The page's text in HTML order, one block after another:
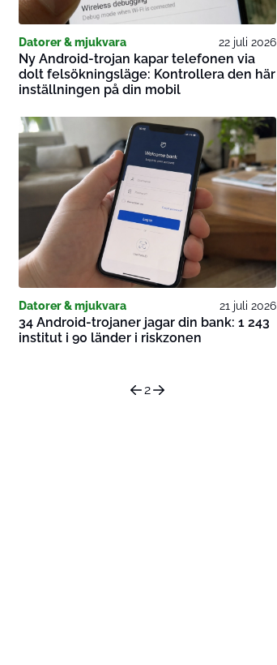
Datorer & mjukvara 22 juli 2026
Ny Android-trojan kapar telefonen via
dolt felsökningsläge: Kontrollera den här
inställningen på din mobil
Datorer & mjukvara 21 juli 2026
34 Android-trojaner jagar din bank: 1 243
institut i 90 länder i riskzonen
2